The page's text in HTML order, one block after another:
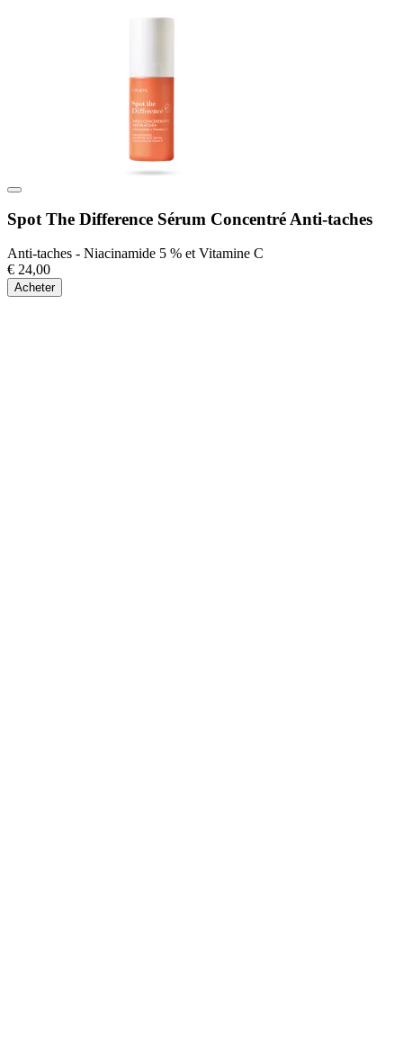
Spot The Difference Sérum Concentré Anti-taches
Anti-taches - Niacinamide 5 % et Vitamine C
€ 24,00
Acheter